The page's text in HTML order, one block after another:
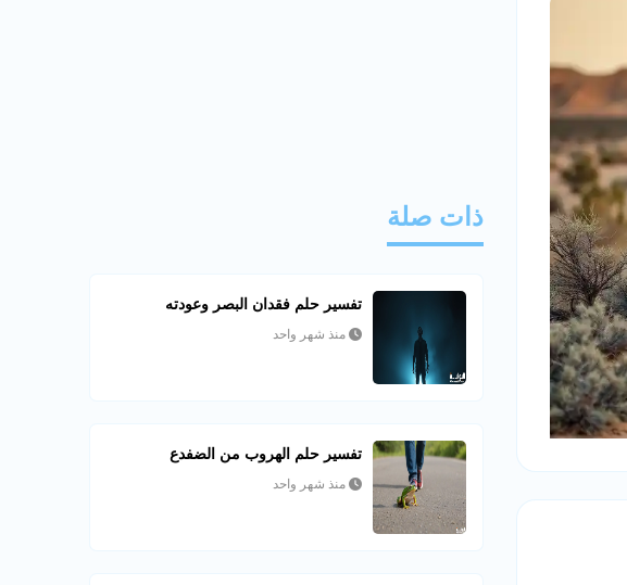
ذات صلة
تفسير حلم فقدان البصر وعودته
منذ شهر واحد
تفسير حلم الهروب من الضفدع
منذ شهر واحد